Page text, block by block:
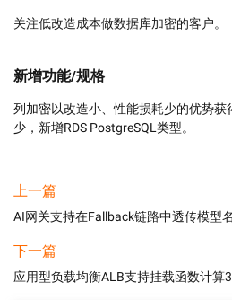
关注低改造成本做数据库加密的客户。
新增功能/规格
列加密以改造小、性能损耗少的优势获
少，新增RDS PostgreSQL类型。
上一篇
AI网关支持在Fallback链路中透传模型
下一篇
应用型负载均衡ALB支持挂载函数计算